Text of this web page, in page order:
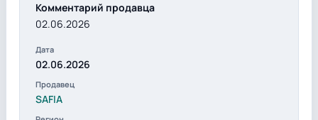
Комментарий продавца
02.06.2026
Дата
02.06.2026
Продавец
SAFIA